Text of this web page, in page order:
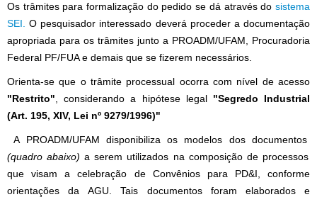
Os trâmites para formalização do pedido se dá através do sistema
SEI.
O pesquisador interessado deverá proceder a documentação
apropriada para os trâmites junto a PROADM/UFAM, Procuradoria
Federal PF/FUA e demais que se fizerem necessários.
Orienta-se que o trâmite processual ocorra com nível de acesso
"Restrito" , considerando a hipótese legal "Segredo Industrial
(Art. 195, XIV, Lei nº 9279/1996)"
A PROADM/UFAM disponibiliza os modelos dos documentos
(quadro abaixo) a serem utilizados na composição de processos
que visam a celebração de Convênios para PD&I, conforme
orientações da AGU. Tais documentos foram elaborados e